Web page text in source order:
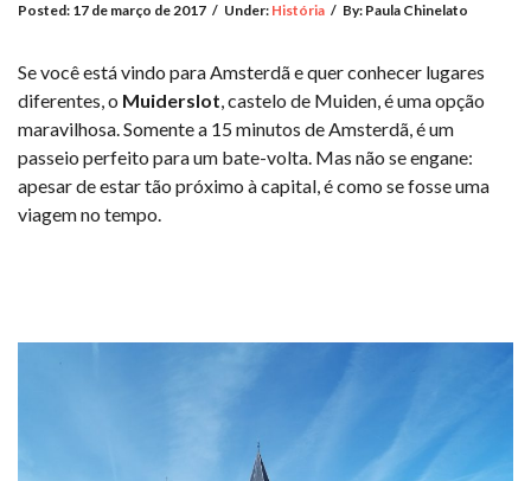
Posted: 17 de março de 2017 / Under: História / By: Paula Chinelato
Se você está vindo para Amsterdã e quer conhecer lugares
diferentes, o Muiderslot, castelo de Muiden, é uma opção
maravilhosa. Somente a 15 minutos de Amsterdã, é um
passeio perfeito para um bate-volta. Mas não se engane:
apesar de estar tão próximo à capital, é como se fosse uma
viagem no tempo.